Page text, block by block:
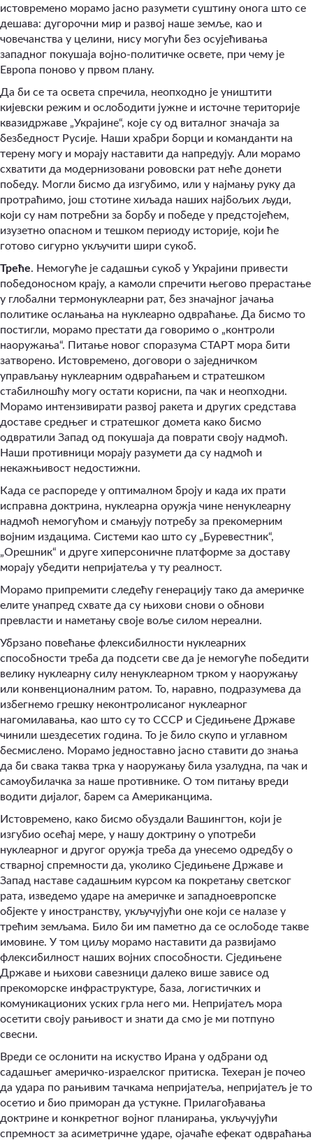
истовремено морамо јасно разумети суштину онога што се
дешава: дугорочни мир и развој наше земље, као и
човечанства у целини, нису могући без осујећивања
западног покушаја војно-политичке освете, при чему је
Европа поново у првом плану.
Да би се та освета спречила, неопходно је уништити
кијевски режим и ослободити јужне и источне територије
квазидржаве „Украјине“, које су од виталног значаја за
безбедност Русије. Наши храбри борци и команданти на
терену могу и морају наставити да напредују. Али морамо
схватити да модернизовани рововски рат неће донети
победу. Могли бисмо да изгубимо, или у најмању руку да
протраћимо, још стотине хиљада наших најбољих људи,
који су нам потребни за борбу и победе у предстојећем,
изузетно опасном и тешком периоду историје, који ће
готово сигурно укључити шири сукоб.
Треће. Немогуће је садашњи сукоб у Украјини привести
победоносном крају, а камоли спречити његово прерастање
у глобални термонуклеарни рат, без значајног јачања
политике ослањања на нуклеарно одвраћање. Да бисмо то
постигли, морамо престати да говоримо о „контроли
наоружања“. Питање новог споразума СТАРТ мора бити
затворено. Истовремено, договори о заједничком
управљању нуклеарним одвраћањем и стратешком
стабилношћу могу остати корисни, па чак и неопходни.
Морамо интензивирати развој ракета и других средстава
доставе средњег и стратешког домета како бисмо
одвратили Запад од покушаја да поврати своју надмоћ.
Наши противници морају разумети да су надмоћ и
некажњивост недостижни.
Када се распореде у оптималном броју и када их прати
исправна доктрина, нуклеарна оружја чине ненуклеарну
надмоћ немогућом и смањују потребу за прекомерним
војним издацима. Системи као што су „Буревестник“,
„Орешник“ и друге хиперсоничне платформе за доставу
морају убедити непријатеља у ту реалност.
Морамо припремити следећу генерацију тако да америчке
елите унапред схвате да су њихови снови о обнови
превласти и наметању своје воље силом нереални.
Убрзано повећање флексибилности нуклеарних
способности треба да подсети све да је немогуће победити
велику нуклеарну силу ненуклеарном трком у наоружању
или конвенционалним ратом. То, наравно, подразумева да
избегнемо грешку неконтролисаног нуклеарног
нагомилавања, као што су то СССР и Сједињене Државе
чинили шездесетих година. То је било скупо и углавном
бесмислено. Морамо једноставно јасно ставити до знања
да би свака таква трка у наоружању била узалудна, па чак и
самоубилачка за наше противнике. О том питању вреди
водити дијалог, барем са Американцима.
Истовремено, како бисмо обуздали Вашингтон, који је
изгубио осећај мере, у нашу доктрину о употреби
нуклеарног и другог оружја треба да унесемо одредбу о
стварној спремности да, уколико Сједињене Државе и
Запад наставе садашњим курсом ка покретању светског
рата, изведемо ударе на америчке и западноевропске
објекте у иностранству, укључујући оне који се налазе у
трећим земљама. Било би им паметно да се ослободе такве
имовине. У том циљу морамо наставити да развијамо
флексибилност наших војних способности. Сједињене
Државе и њихови савезници далеко више зависе од
прекоморске инфраструктуре, база, логистичких и
комуникационих уских грла него ми. Непријатељ мора
осетити своју рањивост и знати да смо је ми потпуно
свесни.
Вреди се ослонити на искуство Ирана у одбрани од
садашњег америчко-израелског притиска. Техеран је почео
да удара по рањивим тачкама непријатеља, непријатељ је то
осетио и био приморан да устукне. Прилагођавања
доктрине и конкретног војног планирања, укључујући
спремност за асиметричне ударе, ојачаће ефекат одвраћања